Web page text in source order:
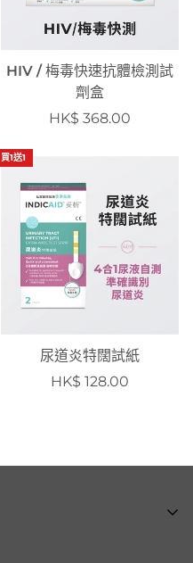
HIV / 梅毒快速抗體檢測試
劑盒
HK$ 368.00
買1送1
尿道炎特闊試紙
HK$ 128.00